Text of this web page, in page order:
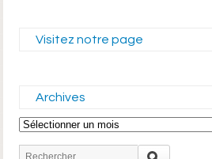
Visitez notre page
Archives
Archives